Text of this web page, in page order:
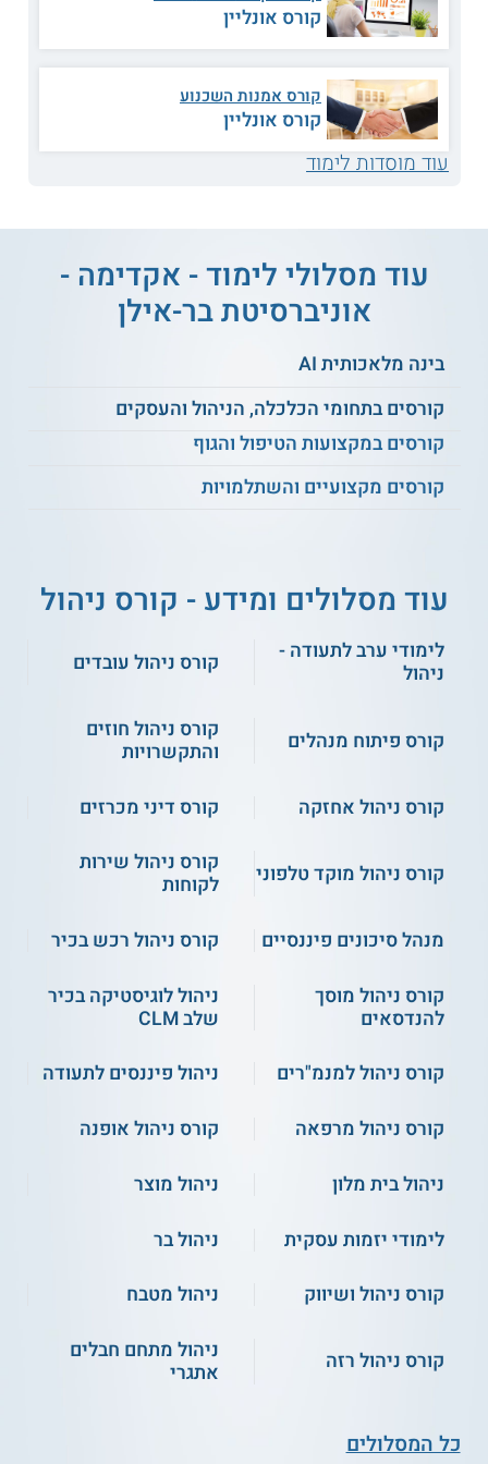
למידע נוסף לחצו:לימודי תעודה, הכשרה, והעשרה
באקדימה - אוניברסיטת בר-אילן
קורס אונליין
קורס אמנות השכנוע
קורס אונליין
עוד מוסדות לימוד
עוד מסלולי לימוד - אקדימה -
אוניברסיטת בר-אילן
בינה מלאכותית AI
קורסים בתחומי הכלכלה, הניהול והעסקים
קורסים במקצועות הטיפול והגוף
קורסים מקצועיים והשתלמויות
עוד מסלולים ומידע - קורס ניהול
לימודי ערב לתעודה -
ניהול
קורס ניהול עובדים
קורס פיתוח מנהלים
קורס ניהול חוזים
והתקשרויות
קורס ניהול אחזקה
קורס דיני מכרזים
קורס ניהול מוקד טלפוני
קורס ניהול שירות
לקוחות
מנהל סיכונים פיננסיים
קורס ניהול רכש בכיר
קורס ניהול מוסך
להנדסאים
ניהול לוגיסטיקה בכיר
שלב CLM
קורס ניהול למנמ"רים
ניהול פיננסים לתעודה
קורס ניהול מרפאה
קורס ניהול אופנה
ניהול בית מלון
ניהול מוצר
לימודי יזמות עסקית
ניהול בר
קורס ניהול ושיווק
ניהול מטבח
קורס ניהול רזה
ניהול מתחם חבלים
אתגרי
כל המסלולים